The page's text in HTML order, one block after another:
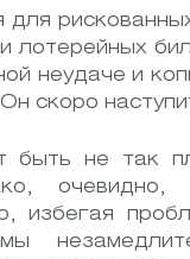
лотерейных
неудаче и
скоро
быть не так
избегая